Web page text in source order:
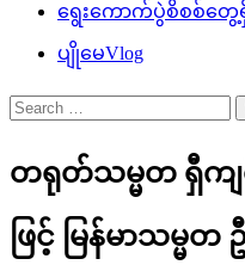
ရွေးကောက်ပွဲစိစစ်တွေ့ရှိ
ပျိုမေVlog
Search
for:
တရုတ်သမ္မတ ရှီကျ
ဖြင့် မြန်မာသမ္မ